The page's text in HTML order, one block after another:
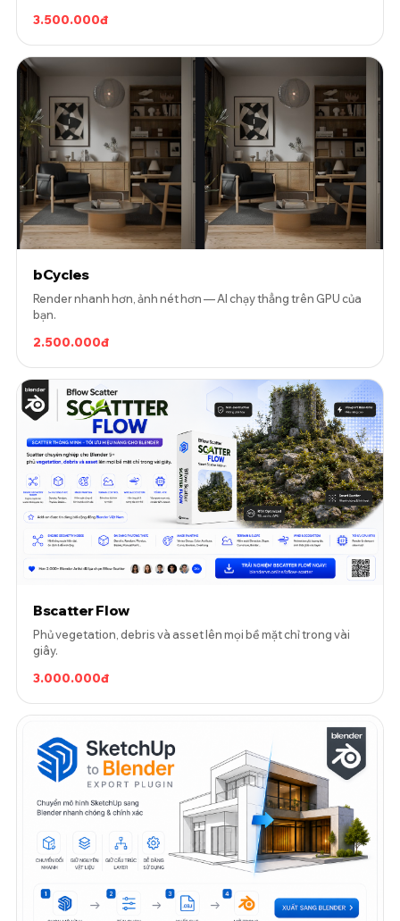
3.500.000đ
bCycles
Render nhanh hơn, ảnh nét hơn — AI chạy thẳng trên GPU của
bạn.
2.500.000đ
Bscatter Flow
Phủ vegetation, debris và asset lên mọi bề mặt chỉ trong vài
giây.
3.000.000đ